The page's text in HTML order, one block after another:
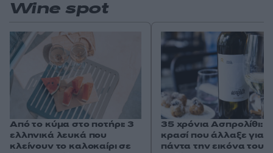
Wine spot
Από το κύμα στο ποτήρι: 3
ελληνικά λευκά που
κλείνουν το καλοκαίρι σε
35 χρόνια Ασπρολίθι:
κρασί που άλλαξε για
πάντα την εικόνα του